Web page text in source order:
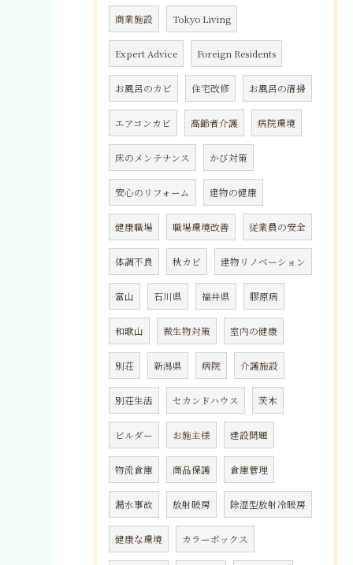
商業施設 Tokyo Living
Expert Advice Foreign Residents
お風呂のカビ 住宅改修 お風呂の清掃
エアコンカビ 高齢者介護 病院環境
床のメンテナンス かび対策
安心のリフォーム 建物の健康
健康職場 職場環境改善 従業員の安全
体調不良 秋カビ 建物リノベーション
富山 石川県 福井県 膠原病
和歌山 微生物対策 室内の健康
別荘 新潟県 病院 介護施設
別荘生活 セカンドハウス 茨木
ビルダー お施主様 建設問題
物流倉庫 商品保護 倉庫管理
漏水事故 放射暖房 除湿型放射冷暖房
健康な環境 カラーボックス